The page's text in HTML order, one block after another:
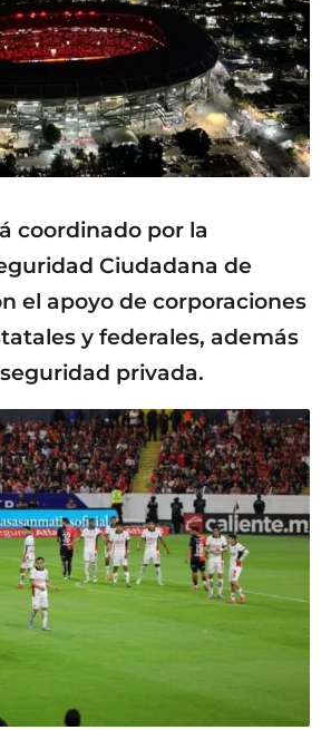
coordinado por la
Ciudadana de
el apoyo de corporaciones
y federales, además
privada.